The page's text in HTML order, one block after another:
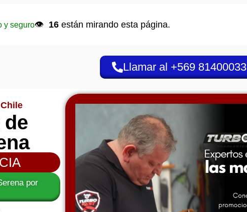
y seguro👁️ 16están mirando esta página.
Llamar al +569 81400033
por